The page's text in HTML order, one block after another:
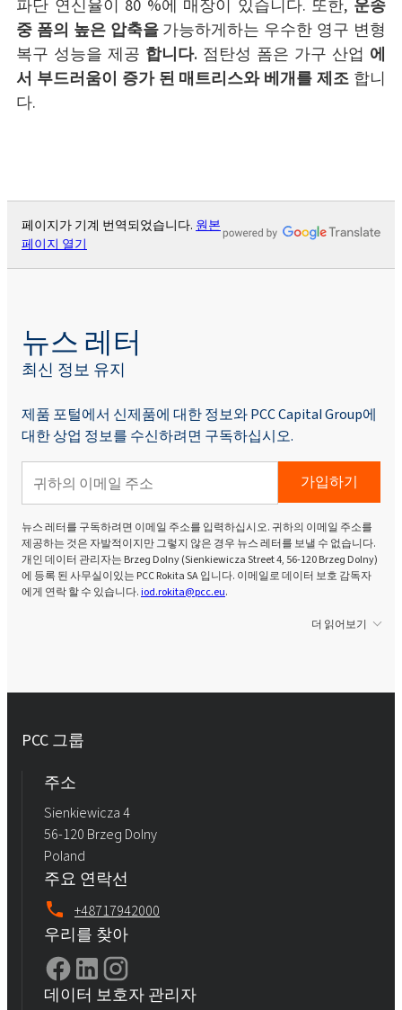
파단 연신율이 80 %에 매장이 있습니다. 또한, 운송
중 폼의 높은 압축을가능하게하는 우수한 영구 변형
복구 성능을 제공 합니다. 점탄성 폼은 가구 산업 에
서 부드러움이 증가 된 매트리스와 베개를 제조 합니
다.
페이지가 기계 번역되었습니다. 원본
페이지 열기
뉴스 레터
최신 정보 유지
제품 포털에서 신제품에 대한 정보와 PCC Capital Group에
대한 상업 정보를 수신하려면 구독하십시오.
가입하기
뉴스 레터를 구독하려면 이메일 주소를 입력하십시오. 귀하의 이메일 주소를
제공하는 것은 자발적이지만 그렇지 않은 경우 뉴스 레터를 보낼 수 없습니다.
개인 데이터 관리자는 Brzeg Dolny (Sienkiewicza Street 4, 56-120 Brzeg Dolny)
에 등록 된 사무실이있는 PCC Rokita SA 입니다. 이메일로 데이터 보호 감독자
에게 연락 할 수 있습니다.iod.rokita@pcc.eu.
더 읽어보기
PCC 그룹
주소
Sienkiewicza 4
56-120 Brzeg Dolny
Poland
주요 연락선
+48717942000
우리를 찾아
데이터 보호자 관리자